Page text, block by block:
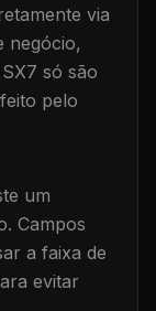
via
negócio,
só são
pelo
um
Campos
a faixa de
evitar